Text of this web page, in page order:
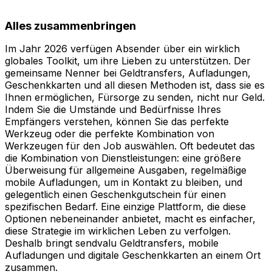
Alles zusammenbringen
Im Jahr 2026 verfügen Absender über ein wirklich
globales Toolkit, um ihre Lieben zu unterstützen. Der
gemeinsame Nenner bei Geldtransfers, Aufladungen,
Geschenkkarten und all diesen Methoden ist, dass sie es
Ihnen ermöglichen, Fürsorge zu senden, nicht nur Geld.
Indem Sie die Umstände und Bedürfnisse Ihres
Empfängers verstehen, können Sie das perfekte
Werkzeug oder die perfekte Kombination von
Werkzeugen für den Job auswählen. Oft bedeutet das
die Kombination von Dienstleistungen: eine größere
Überweisung für allgemeine Ausgaben, regelmäßige
mobile Aufladungen, um in Kontakt zu bleiben, und
gelegentlich einen Geschenkgutschein für einen
spezifischen Bedarf. Eine einzige Plattform, die diese
Optionen nebeneinander anbietet, macht es einfacher,
diese Strategie im wirklichen Leben zu verfolgen.
Deshalb bringt sendvalu Geldtransfers, mobile
Aufladungen und digitale Geschenkkarten an einem Ort
zusammen.